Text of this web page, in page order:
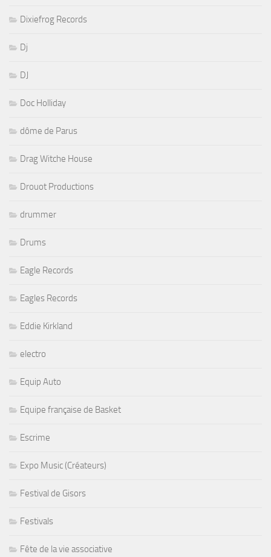
Dixiefrog Records
Dj
DJ
Doc Holliday
dôme de Parus
Drag Witche House
Drouot Productions
drummer
Drums
Eagle Records
Eagles Records
Eddie Kirkland
electro
Equip Auto
Equipe française de Basket
Escrime
Expo Music (Créateurs)
Festival de Gisors
Festivals
Fête de la vie associative